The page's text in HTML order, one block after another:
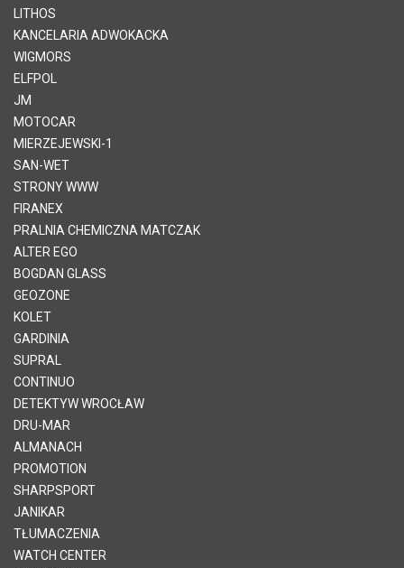
LITHOS
KANCELARIA ADWOKACKA
WIGMORS
ELFPOL
JM
MOTOCAR
MIERZEJEWSKI-1
SAN-WET
STRONY WWW
FIRANEX
PRALNIA CHEMICZNA MATCZAK
ALTER EGO
BOGDAN GLASS
GEOZONE
KOLET
GARDINIA
SUPRAL
CONTINUO
DETEKTYW WROCŁAW
DRU-MAR
ALMANACH
PROMOTION
SHARPSPORT
JANIKAR
TŁUMACZENIA
WATCH CENTER